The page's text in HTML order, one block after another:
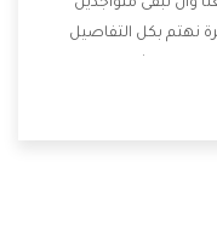
وان نبقى متواجدين
نهتم بكل التفاصيل
أهم الخدمات التى